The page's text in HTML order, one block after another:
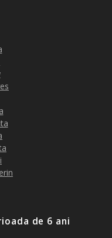
de 6 ani